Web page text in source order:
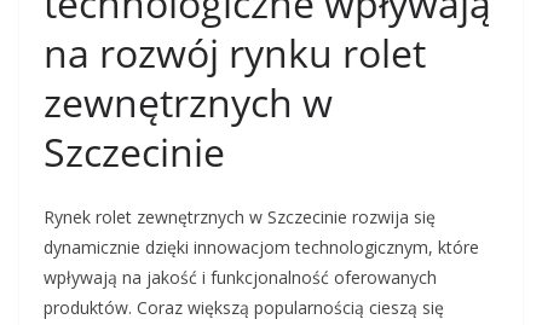
na rozwój rynku rolet
zewnętrznych w
Szczecinie
Rynek rolet zewnętrznych w Szczecinie rozwija się
dynamicznie dzięki innowacjom technologicznym, które
wpływają na jakość i funkcjonalność oferowanych
produktów. Coraz większą popularnością cieszą się